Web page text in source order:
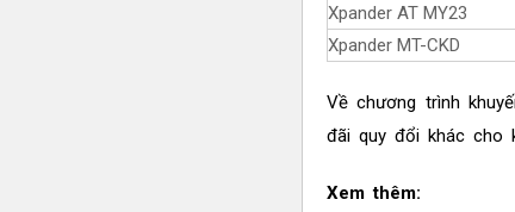
Xpander AT MY23
Xpander MT-CKD
Về chương trình
đãi quy đổi khác cho
Xem thêm: